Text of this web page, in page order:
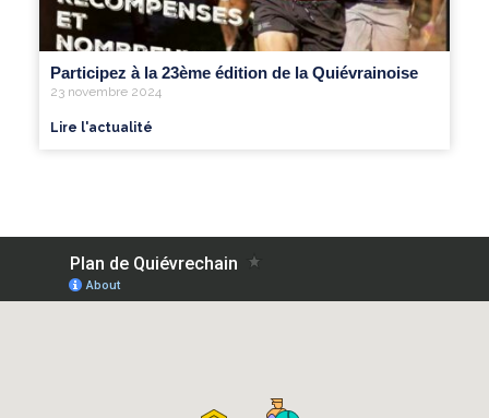
Participez à la 23ème édition de la Quiévrainoise
23 novembre 2024
Lire l'actualité